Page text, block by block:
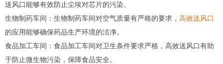
送风口能够有效防止尘埃对芯片的污染。
生物制药车间：生物制药车间对空气质量有严格的要求， 高效送风口
的应用能够确保药品生产环境的洁净。
食品加工车间：食品加工车间对卫生条件要求严格，高效送风口有助
于防止微生物污染，保障食品安全。